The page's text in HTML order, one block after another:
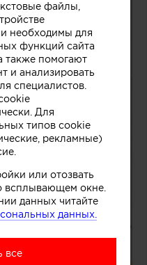
файлы,
необходимы для
функций сайта
также помогают
и анализировать
специалистов.
Для
типов cookie
рекламные)
или отозвать
всплывающем окне.
данных читайте
данных.
все